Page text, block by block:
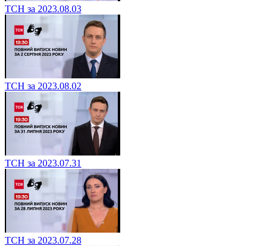
ТСН за 2023.08.03
ТСН за 2023.08.02
ТСН за 2023.07.31
ТСН за 2023.07.28